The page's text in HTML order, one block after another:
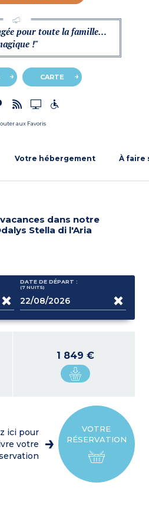
pour toute la famille…
!"
CARTE
aux Favoris
Votre hébergement À faire
dans notre
Stella di l'Aria
DATE DE DÉPART :
(7 NUITS)
1 849 €
VOTRE
RÉSERVATION
ici pour
votre